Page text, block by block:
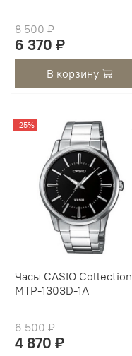
8 500 ₽
6 370 ₽
В корзину
-25%
Часы CASIO Collection
MTP-1303D-1A
6 500 ₽
4 870 ₽